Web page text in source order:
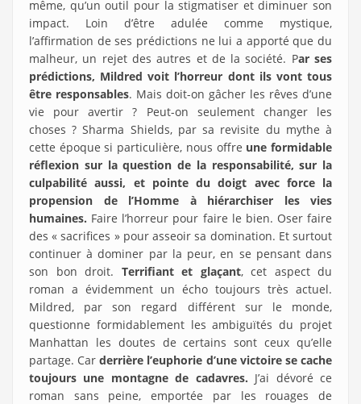
même, qu’un outil pour la stigmatiser et diminuer son
impact. Loin d’être adulée comme mystique,
l’affirmation de ses prédictions ne lui a apporté que du
malheur, un rejet des autres et de la société. Par ses
prédictions, Mildred voit l’horreur dont ils vont tous
être responsables. Mais doit-on gâcher les rêves d’une
vie pour avertir ? Peut-on seulement changer les
choses ? Sharma Shields, par sa revisite du mythe à
cette époque si particulière, nous offre une formidable
réflexion sur la question de la responsabilité, sur la
culpabilité aussi, et pointe du doigt avec force la
propension de l’Homme à hiérarchiser les vies
humaines. Faire l’horreur pour faire le bien. Oser faire
des « sacrifices » pour asseoir sa domination. Et surtout
continuer à dominer par la peur, en se pensant dans
son bon droit. Terrifiant et glaçant, cet aspect du
roman a évidemment un écho toujours très actuel.
Mildred, par son regard différent sur le monde,
questionne formidablement les ambiguïtés du projet
Manhattan les doutes de certains sont ceux qu’elle
partage. Carderrière l’euphorie d’une victoire se cache
toujours une montagne de cadavres. J’ai dévoré ce
roman sans peine, emportée par les rouages de